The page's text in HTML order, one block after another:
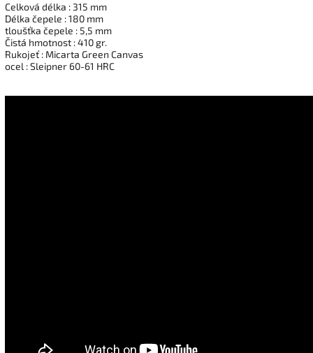
Celková délka : 315 mm
Délka čepele : 180 mm
tloušťka čepele : 5,5 mm
Čistá hmotnost : 410 gr.
Rukojeť : Micarta Green Canvas
ocel : Sleipner 60-61 HRC